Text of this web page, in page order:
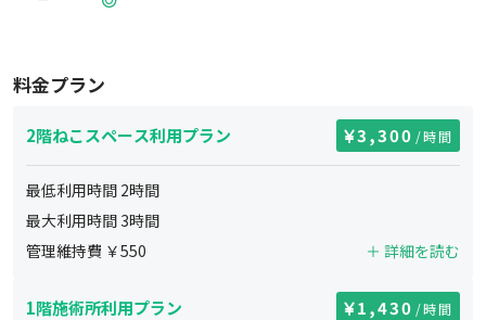
料金プラン
2階ねこスペース利用プラン 3,300 /時間
最低利用時間 2時間
最大利用時間 3時間
管理維持費 ￥550 ＋ 詳細を読む
1階施術所利用プラン 1,430 /時間